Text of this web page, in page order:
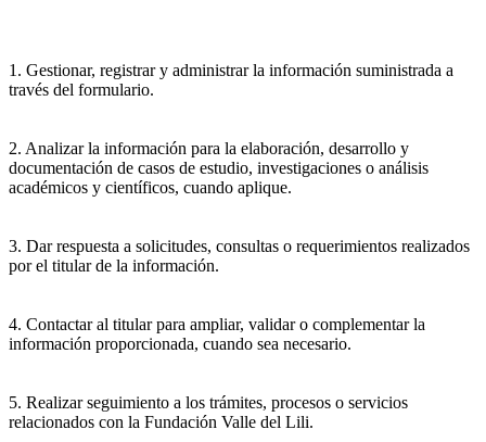
1. Gestionar, registrar y administrar la información suministrada a
través del formulario.
2. Analizar la información para la elaboración, desarrollo y
documentación de casos de estudio, investigaciones o análisis
académicos y científicos, cuando aplique.
3. Dar respuesta a solicitudes, consultas o requerimientos realizados
por el titular de la información.
4. Contactar al titular para ampliar, validar o complementar la
información proporcionada, cuando sea necesario.
5. Realizar seguimiento a los trámites, procesos o servicios
relacionados con la Fundación Valle del Lili.